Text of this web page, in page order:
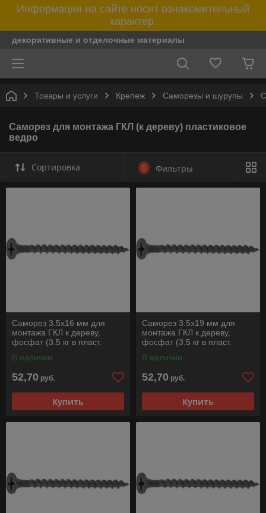
Информация на сайте носит ознакомительный
характер.
декоративные и отделочные материалы
Товары и услуги Крепеж Саморезы и шурупы
Саморез для монтажа ГКЛ (к дереву) пластиковое
ведро
Сортировка 0 Фильтры
Саморез 3.5х16 мм для
монтажа ГКЛ к дереву,
фосфат (3.5 кг в пласт.
В наличии
52,70 руб.
Купить
Саморез 3.5х19 мм для
монтажа ГКЛ к дереву,
фосфат (3.5 кг в пласт.
В наличии
52,70 руб.
Купить